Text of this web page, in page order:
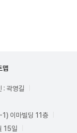
맵
: 곽영길
이마빌딩 11층
15일